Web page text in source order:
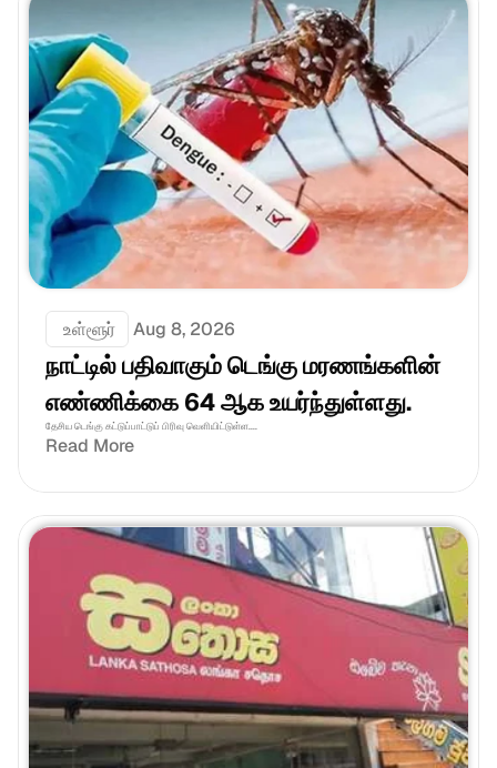
உள்ளூர் Aug 8, 2026
நாட்டில் பதிவாகும் டெங்கு மரணங்களின்
எண்ணிக்கை 64 ஆக உயர்ந்துள்ளது.
தேசிய டெங்கு கட்டுப்பாட்டுப் பிரிவு வெளியிட்டுள்ள....
Read More